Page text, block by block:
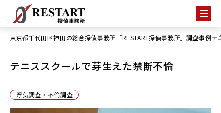
東京都千代田区神田の総合探偵事務所「RESTART探偵事務所」 調査事例テ
テニススクールで芽生えた禁断不倫
浮気調査・不倫調査